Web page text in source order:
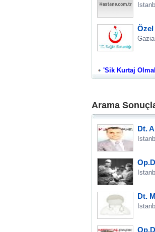
Özel
'Sik Kurtaj
Arama
Dt.
Dt.